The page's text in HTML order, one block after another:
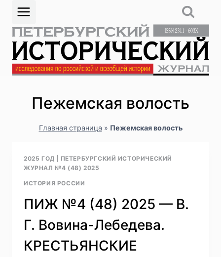
Перейти
содержимому
Пежемская волость
Главная страница » Пежемская волость
2025 ГОД
ПЕТЕРБУРГСКИЙ ИСТОРИЧЕСКИЙ
ЖУРНАЛ №4 (48) 2025
ИСТОРИЯ РОССИИ
ПИЖ №4 (48) 2025 — В.
Г. Вовина-Лебедева.
КРЕСТЬЯНСКИЕ